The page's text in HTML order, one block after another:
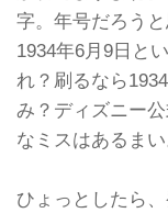
字。年号だろう
1934年6月9日と
れ？刷るなら
み？ディズニー
なミスはあるまい
ひょっとしたら